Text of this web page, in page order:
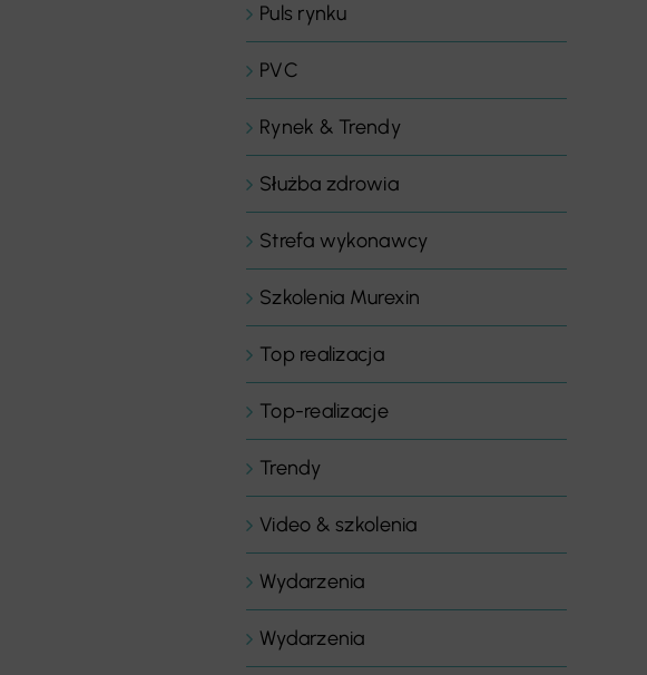
Puls rynku
PVC
Rynek & Trendy
Służba zdrowia
Strefa wykonawcy
Szkolenia Murexin
Top realizacja
Top-realizacje
Trendy
Video & szkolenia
Wydarzenia
Wydarzenia